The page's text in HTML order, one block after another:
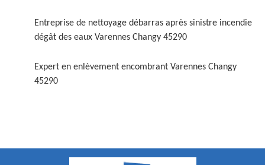
Entreprise de nettoyage débarras après sinistre incendie
dégât des eaux Varennes Changy 45290
Expert en enlèvement encombrant Varennes Changy
45290